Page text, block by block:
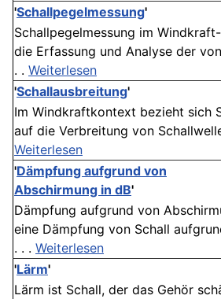
'Schallpegelmessung'
Schallpegelmessung im
die Erfassung und Analyse der
. . Weiterlesen
'Schallausbreitung'
Im Windkraftkontext bezieht sich
auf die Verbreitung von
Weiterlesen
'Dämpfung aufgrund von
Abschirmung in dB'
Dämpfung aufgrund von
eine Dämpfung von Schall
. . . Weiterlesen
'Lärm'
Lärm ist Schall, der das Gehör